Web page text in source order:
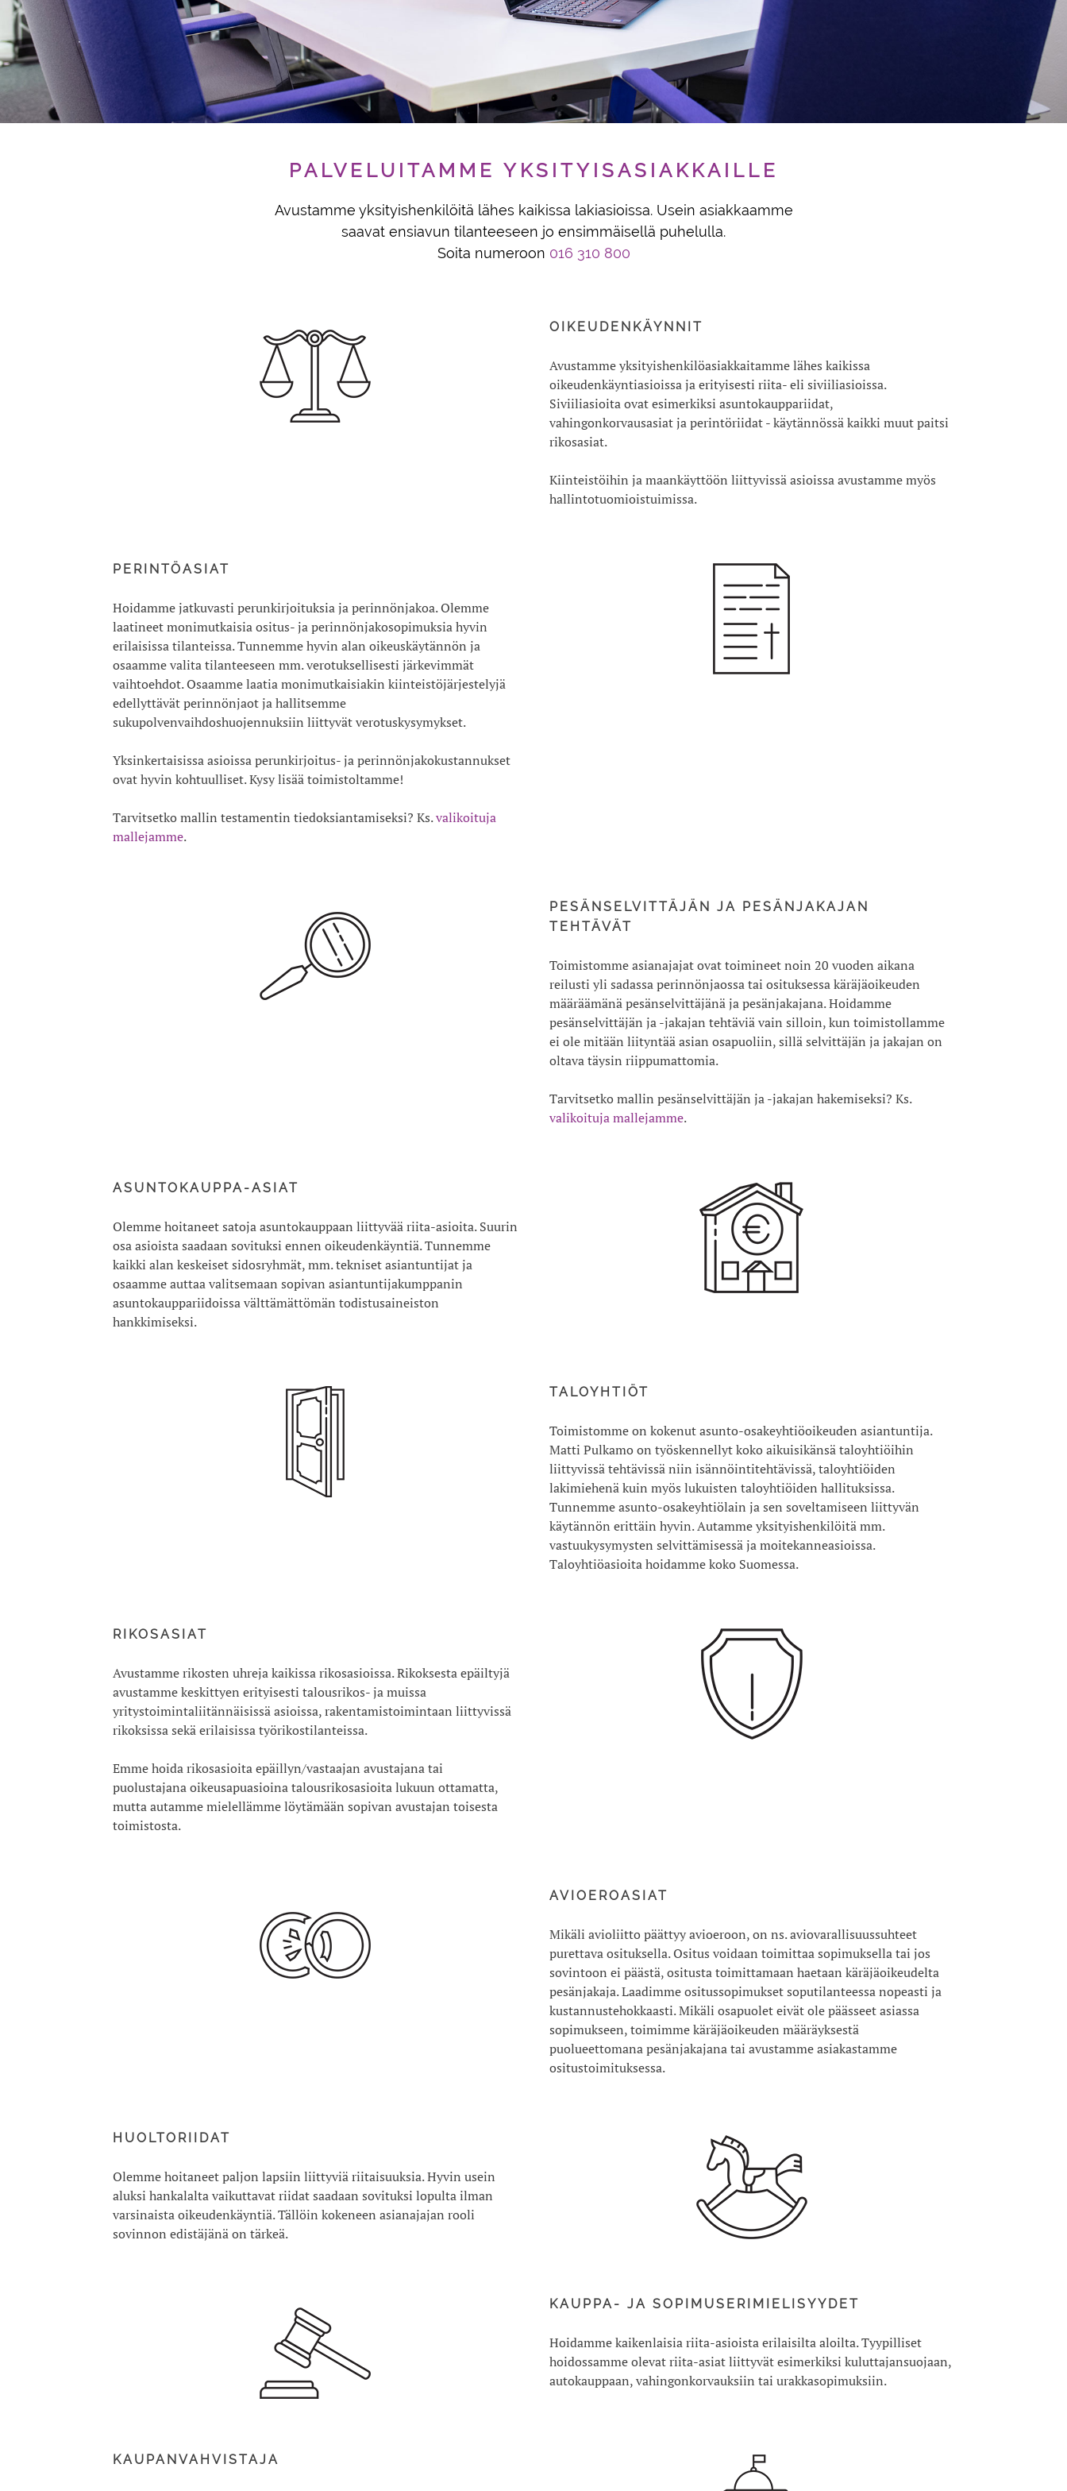
PALVELUITAMME YKSITYISASIAKKAILLE
Avustamme yksityishenkilöitä lähes kaikissa lakiasioissa. Usein asiakkaamme
saavat ensiavun tilanteeseen jo ensimmäisellä puhelulla.
Soita numeroon 016 310 800
OIKEUDENKÄYNNIT
Avustamme yksityishenkilöasiakkaitamme lähes kaikissa
oikeudenkäyntiasioissa ja erityisesti riita- eli siviiliasioissa.
Siviiliasioita ovat esimerkiksi asuntokauppariidat,
vahingonkorvausasiat ja perintöriidat - käytännössä kaikki muut paitsi
rikosasiat.
Kiinteistöihin ja maankäyttöön liittyvissä asioissa avustamme myös
hallintotuomioistuimissa.
PERINTÖASIAT
Hoidamme jatkuvasti perunkirjoituksia ja perinnönjakoa. Olemme
laatineet monimutkaisia ositus- ja perinnönjakosopimuksia hyvin
erilaisissa tilanteissa. Tunnemme hyvin alan oikeuskäytännön ja
osaamme valita tilanteeseen mm. verotuksellisesti järkevimmät
vaihtoehdot. Osaamme laatia monimutkaisiakin kiinteistöjärjestelyjä
edellyttävät perinnönjaot ja hallitsemme
sukupolvenvaihdoshuojennuksiin liittyvät verotuskysymykset.
Yksinkertaisissa asioissa perunkirjoitus- ja perinnönjakokustannukset
ovat hyvin kohtuulliset. Kysy lisää toimistoltamme!
Tarvitsetko mallin testamentin tiedoksiantamiseksi? Ks.valikoituja
mallejamme.
PESÄNSELVITTÄJÄN JA PESÄNJAKAJAN
TEHTÄVÄT
Toimistomme asianajajat ovat toimineet noin 20 vuoden aikana
reilusti yli sadassa perinnönjaossa tai osituksessa käräjäoikeuden
määräämänä pesänselvittäjänä ja pesänjakajana. Hoidamme
pesänselvittäjän ja -jakajan tehtäviä vain silloin, kun toimistollamme
ei ole mitään liityntää asian osapuoliin, sillä selvittäjän ja jakajan on
oltava täysin riippumattomia.
Tarvitsetko mallin pesänselvittäjän ja -jakajan hakemiseksi? Ks.
valikoituja mallejamme.
ASUNTOKAUPPA-ASIAT
Olemme hoitaneet satoja asuntokauppaan liittyvää riita-asioita. Suurin
osa asioista saadaan sovituksi ennen oikeudenkäyntiä. Tunnemme
kaikki alan keskeiset sidosryhmät, mm. tekniset asiantuntijat ja
osaamme auttaa valitsemaan sopivan asiantuntijakumppanin
asuntokauppariidoissa välttämättömän todistusaineiston
hankkimiseksi.
TALOYHTIÖT
Toimistomme on kokenut asunto-osakeyhtiöoikeuden asiantuntija.
Matti Pulkamo on työskennellyt koko aikuisikänsä taloyhtiöihin
liittyvissä tehtävissä niin isännöintitehtävissä, taloyhtiöiden
lakimiehenä kuin myös lukuisten taloyhtiöiden hallituksissa.
Tunnemme asunto-osakeyhtiölain ja sen soveltamiseen liittyvän
käytännön erittäin hyvin. Autamme yksityishenkilöitä mm.
vastuukysymysten selvittämisessä ja moitekanneasioissa.
Taloyhtiöasioita hoidamme koko Suomessa.
RIKOSASIAT
Avustamme rikosten uhreja kaikissa rikosasioissa. Rikoksesta epäiltyjä
avustamme keskittyen erityisesti talousrikos- ja muissa
yritystoimintaliitännäisissä asioissa, rakentamistoimintaan liittyvissä
rikoksissa sekä erilaisissa työrikostilanteissa.
Emme hoida rikosasioita epäillyn/vastaajan avustajana tai
puolustajana oikeusapuasioina talousrikosasioita lukuun ottamatta,
mutta autamme mielellämme löytämään sopivan avustajan toisesta
toimistosta.
AVIOEROASIAT
Mikäli avioliitto päättyy avioeroon, on ns. aviovarallisuussuhteet
purettava osituksella. Ositus voidaan toimittaa sopimuksella tai jos
sovintoon ei päästä, ositusta toimittamaan haetaan käräjäoikeudelta
pesänjakaja. Laadimme ositussopimukset soputilanteessa nopeasti ja
kustannustehokkaasti. Mikäli osapuolet eivät ole päässeet asiassa
sopimukseen, toimimme käräjäoikeuden määräyksestä
puolueettomana pesänjakajana tai avustamme asiakastamme
ositustoimituksessa.
HUOLTORIIDAT
Olemme hoitaneet paljon lapsiin liittyviä riitaisuuksia. Hyvin usein
aluksi hankalalta vaikuttavat riidat saadaan sovituksi lopulta ilman
varsinaista oikeudenkäyntiä. Tällöin kokeneen asianajajan rooli
sovinnon edistäjänä on tärkeä.
KAUPPA- JA SOPIMUSERIMIELISYYDET
Hoidamme kaikenlaisia riita-asioista erilaisilta aloilta. Tyypilliset
hoidossamme olevat riita-asiat liittyvät esimerkiksi kuluttajansuojaan,
autokauppaan, vahingonkorvauksiin tai urakkasopimuksiin.
KAUPANVAHVISTAJA